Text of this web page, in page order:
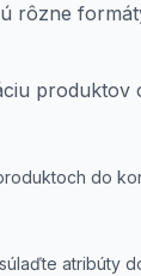
rôzne
produktov
do
atribúty